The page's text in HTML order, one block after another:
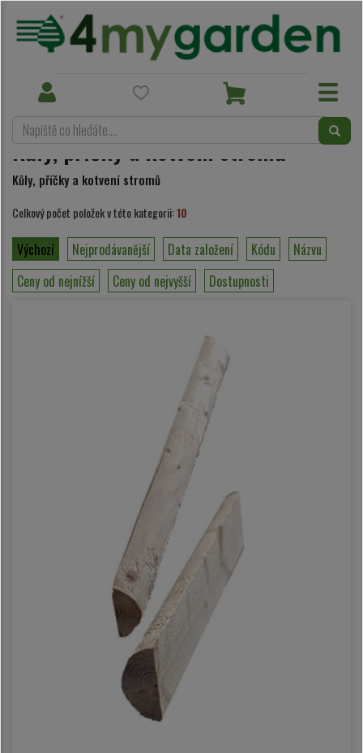
Toggle
navigation
Toggle
navigation
Zahradnické potřeby
Výsadba a péče o stromy
Kůly, příčky a kotvení stromů
Kůly, příčky a kotvení stromů
Kůly, příčky a kotvení stromů
Celkový počet položek v této kategorii:10
Výchozí Nejprodávanější Data založení Kódu
Názvu
Ceny od nejnížší
Ceny od nejvyšší Dostupnosti